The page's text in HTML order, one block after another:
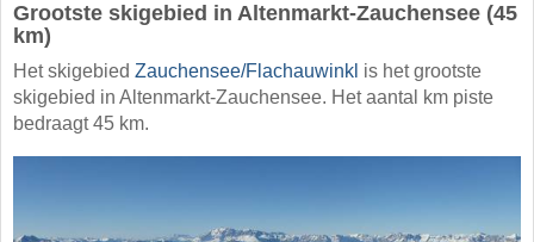
Grootste skigebied in Altenmarkt-Zauchensee (45
km)
Het skigebied Zauchensee/​Flachauwinkl is het grootste
skigebied in Altenmarkt-Zauchensee. Het aantal km piste
bedraagt 45 km.